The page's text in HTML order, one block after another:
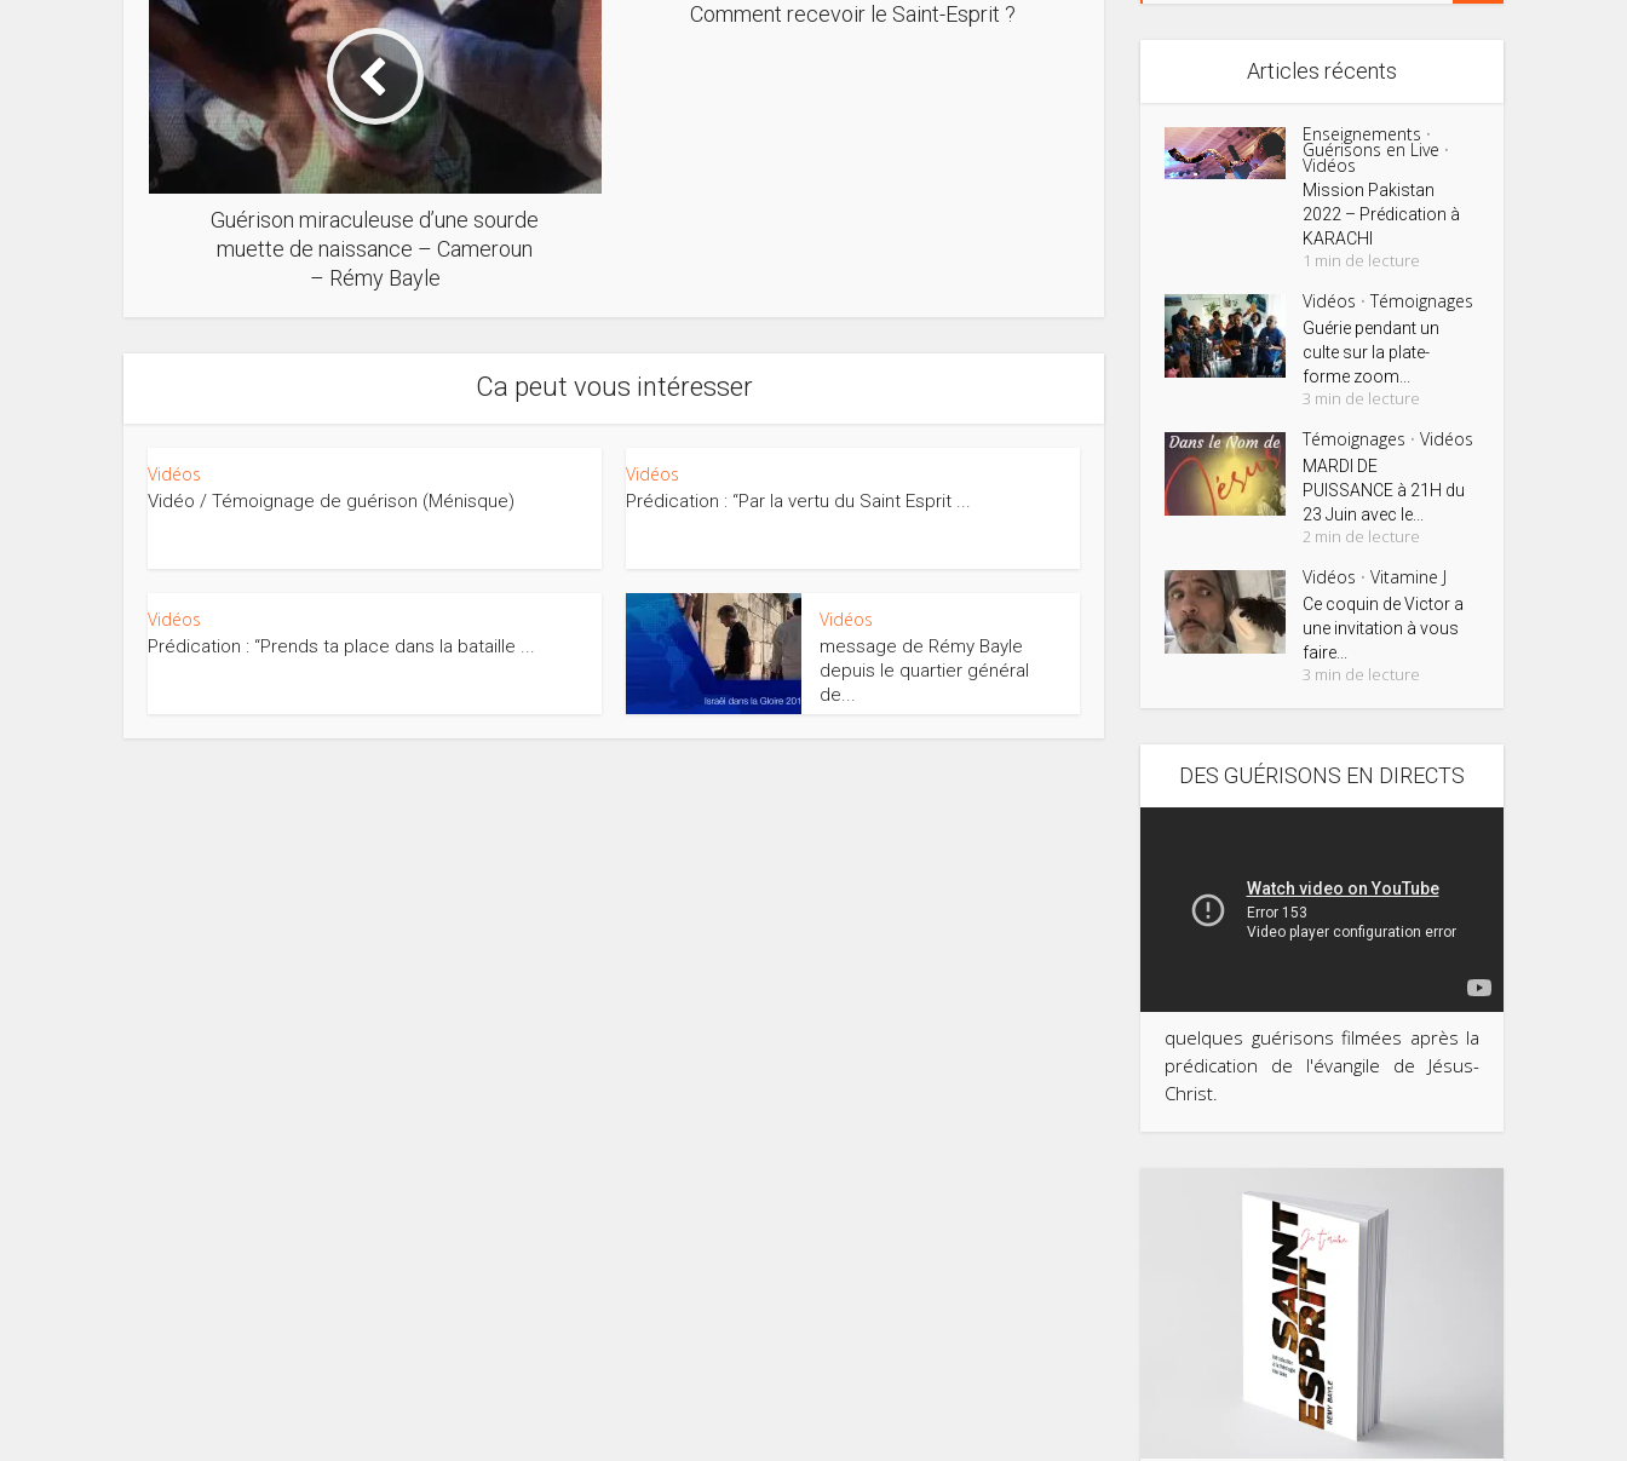
Guérison miraculeuse d’une sourde
muette de naissance – Cameroun
– Rémy Bayle
Comment recevoir le Saint-Esprit ?
Ca peut vous intéresser
Vidéos
Vidéo / Témoignage de guérison (Ménisque)
Vidéos
Prédication : “Par la vertu du Saint Esprit ...
Vidéos
Prédication : “Prends ta place dans la bataille ...
Vidéos
message de Rémy Bayle
depuis le quartier général
de...
Articles récents
Enseignements •
Guérisons en Live •
Vidéos
Mission Pakistan
2022 – Prédication à
KARACHI
1 min de lecture
Vidéos • Témoignages
Guérie pendant un
culte sur la plate-
forme zoom...
3 min de lecture
Témoignages • Vidéos
MARDI DE
PUISSANCE à 21H du
23 Juin avec le...
2 min de lecture
Vidéos • Vitamine J
Ce coquin de Victor a
une invitation à vous
faire...
3 min de lecture
DES GUÉRISONS EN DIRECTS
quelques guérisons filmées après la
prédication de l'évangile de Jésus-
Christ.